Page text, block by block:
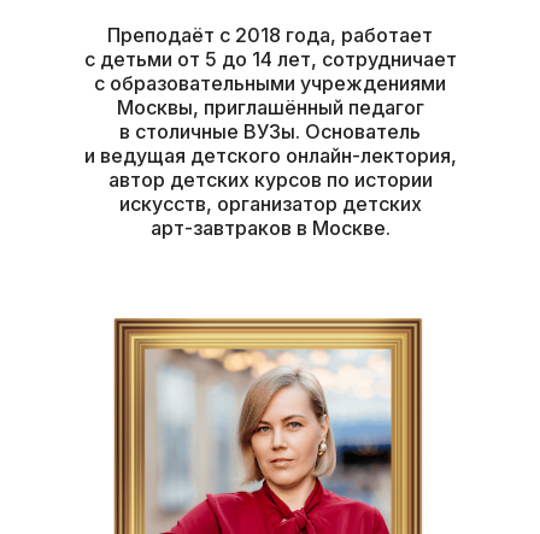
Преподаёт с 2018 года, работает
с детьми от 5 до 14 лет, сотрудничает
с образовательными учреждениями
Москвы, приглашённый педагог
в столичные ВУЗы. Основатель
и ведущая детского онлайн-лектория,
автор детских курсов по истории
искусств, организатор детских
арт-завтраков в Москве.